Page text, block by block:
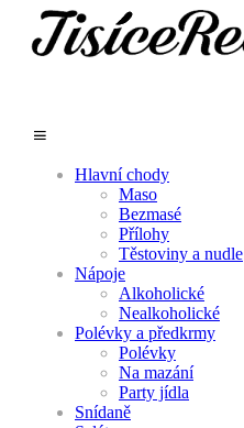
Hlavní chody
Maso
Bezmasé
Přílohy
Těstoviny a nudle
Nápoje
Alkoholické
Nealkoholické
Polévky a předkrmy
Polévky
Na mazání
Party jídla
Snídaně